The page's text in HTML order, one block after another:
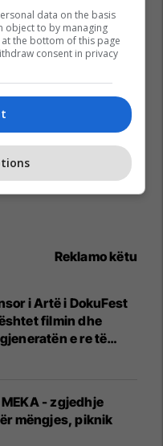
Reklamo këtu
i Artë i DokuFest
filmin dhe
e re të
- zgjedhje
mëngjes, piknik
data on the basis
object to by managing
the bottom of this page
consent in privacy